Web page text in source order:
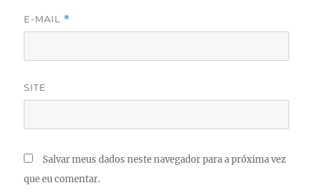
E-MAIL *
SITE
Salvar meus dados neste navegador para a próxima vez
que eu comentar.